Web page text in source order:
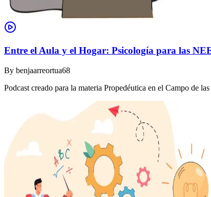
Entre el Aula y el Hogar: Psicología para las
By benjaarreortua68
Podcast creado para la materia Propedéutica en el Campo de